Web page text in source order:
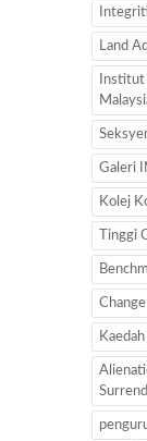
Integriti
Land
Galeri
Kolej
Tinggi